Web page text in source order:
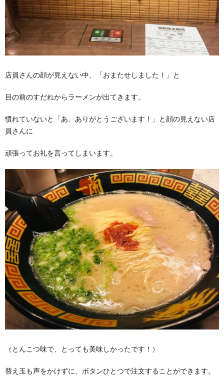
店員さんの顔が見えない中、「おまたせしました！」と
目の前のすだれからラーメンが出てきます。
慣れていないと「あ、ありがとうございます！」と顔の見えない店
員さんに
頑張ってお礼を言ってしまいます。
（とんこつ味で、とっても美味しかったです！）
替え玉も声をかけずに、ボタンひとつで注文することができます。